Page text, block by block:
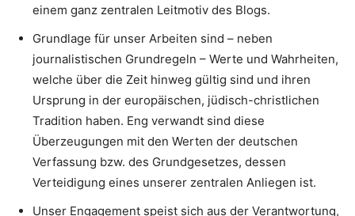
einem ganz zentralen Leitmotiv des Blogs.
Grundlage für unser Arbeiten sind – neben
journalistischen Grundregeln – Werte und Wahrheiten,
welche über die Zeit hinweg gültig sind und ihren
Ursprung in der europäischen, jüdisch-christlichen
Tradition haben. Eng verwandt sind diese
Überzeugungen mit den Werten der deutschen
Verfassung bzw. des Grundgesetzes, dessen
Verteidigung eines unserer zentralen Anliegen ist.
Unser Engagement speist sich aus der Verantwortung,